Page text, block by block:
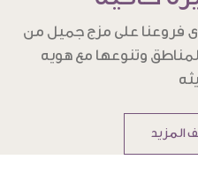
فروعنا على مزج جميل من
وتنوعها مع هويه
المزيد